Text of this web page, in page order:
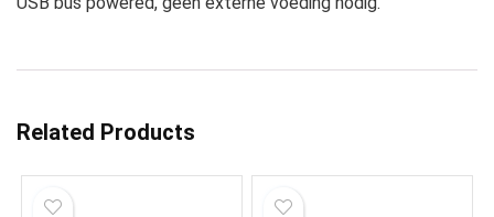
Related Products